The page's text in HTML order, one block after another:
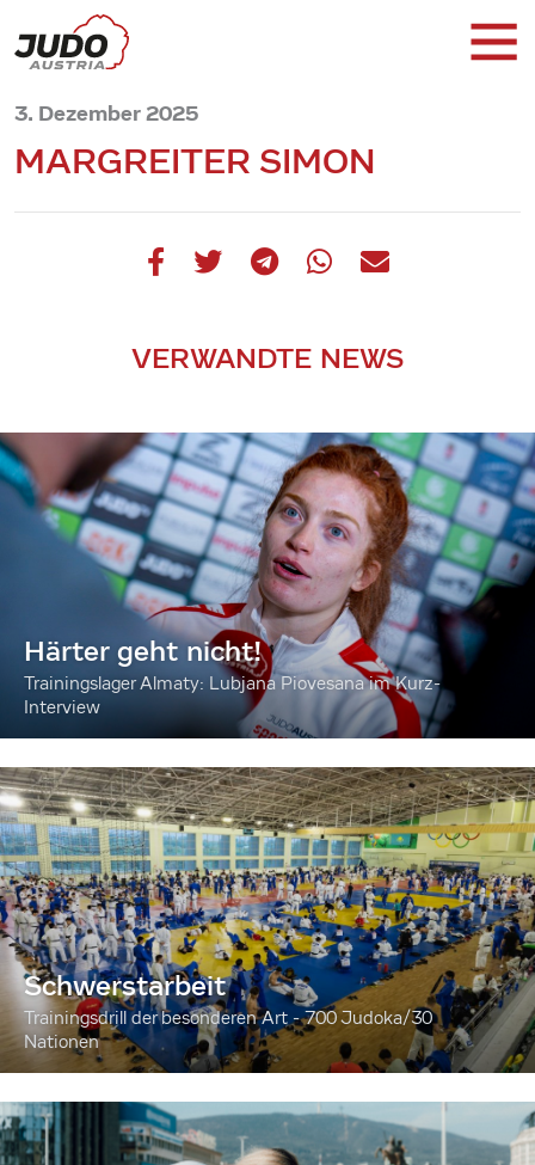
3. Dezember 2025
MARGREITER SIMON
VERWANDTE NEWS
Härter geht nicht!
Trainingslager Almaty: Lubjana Piovesana im Kurz-
Interview
Schwerstarbeit
Trainingsdrill der besonderen Art - 700 Judoka/30
Nationen